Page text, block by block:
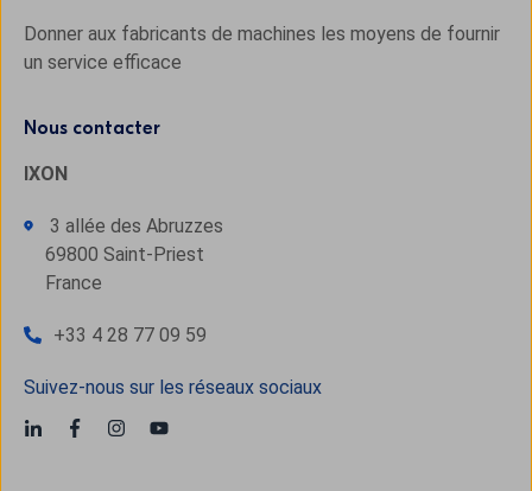
Donner aux fabricants de machines les moyens de fournir
un service efficace
Nous contacter
IXON
3 allée des Abruzzes
69800 Saint-Priest
France
+33 4 28 77 09 59
Suivez-nous sur les réseaux sociaux